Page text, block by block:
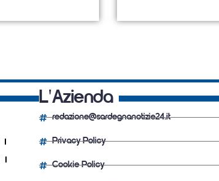
L'Azienda
redazione@sardegnanotizie24.it
Privacy Policy
Cookie Policy